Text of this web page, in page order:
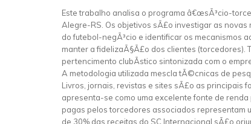
Este trabalho analisa o programa â€œsÃ³cio-
Alegre-RS. Os objetivos sÃ£o investigar as
do futebol-negÃ³cio e identificar os mecanismos
manter a fidelizaÃ§Ã£o dos clientes (torcedores).
pertencimento clubÃ­stico sintonizada com o
A metodologia utilizada mescla tÃ©cnicas de
Livros, jornais, revistas e sites sÃ£o as principais
apresenta-se como uma excelente fonte de
pagas pelos torcedores associados representam
de 30% das receitas do SC Internacional sÃ£o